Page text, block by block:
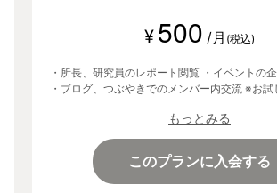
¥ 500 /月 (税込)
・所長、研究員のレポート閲覧 ・イベントの
・ブログ、つぶやきでのメンバー内交流 ※お試しクーポンコー
もっとみる
このプランに入会する